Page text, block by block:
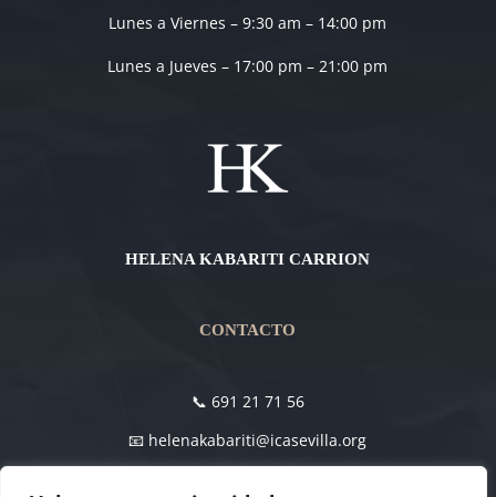
Lunes a Viernes – 9:30 am – 14:00 pm
Lunes a Jueves – 17:00 pm – 21:00 pm
HELENA KABARITI CARRION
CONTACTO
📞 691 21 71 56
📧 helenakabariti@icasevilla.org